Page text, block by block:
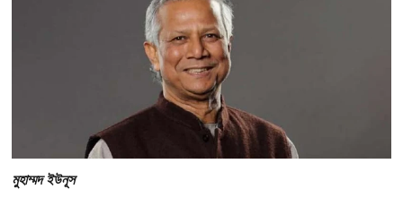
মুহাম্মদ ইউনূস